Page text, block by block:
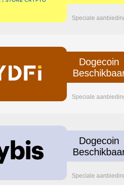
Speciale
Dogecoin
Speciale
Dogecoin
Speciale